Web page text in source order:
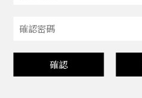
確認